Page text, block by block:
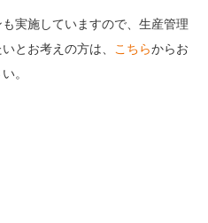
実施していますので、生産管理
とお考えの方は、
こちらからお
。